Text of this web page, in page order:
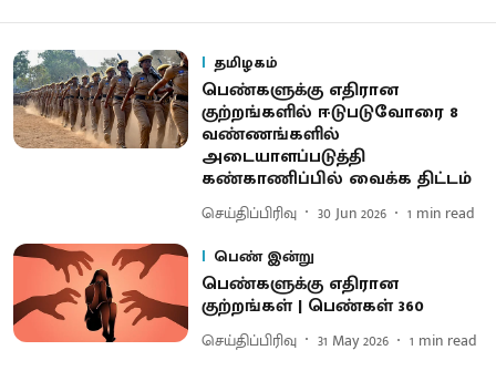
தமிழகம்
பெண்களுக்கு எதிரான
குற்றங்களில் ஈடுபடுவோரை 8
வண்ணங்களில்
அடையாளப்படுத்தி
கண்காணிப்பில் வைக்க திட்டம்
செய்திப்பிரிவு 30 Jun 2026 1 min read
பெண் இன்று
பெண்களுக்கு எதிரான
குற்றங்கள் | பெண்கள் 360
செய்திப்பிரிவு 31 May 2026 1 min read